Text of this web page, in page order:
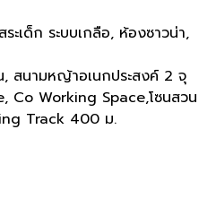
ะเด็ก ระบบเกลือ, ห้องซาวน่า,
สนามหญ้าอเนกประสงค์ 2 จุ
Co Working Space,โซนสวน
Track 400 ม.